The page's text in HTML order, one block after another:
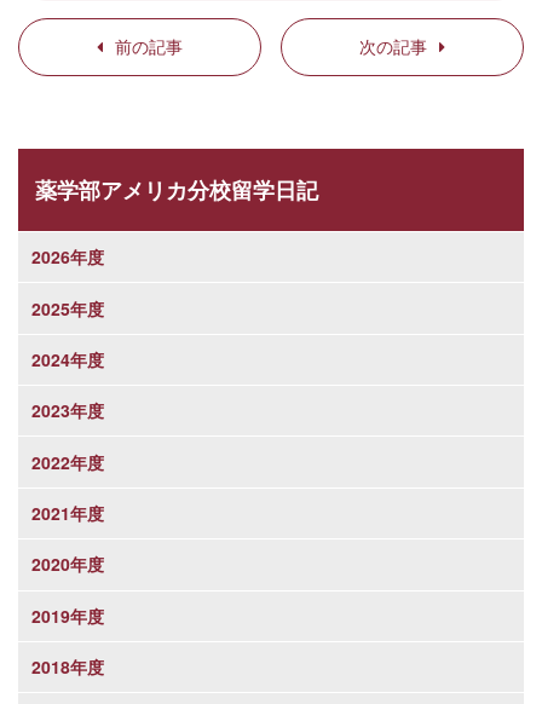
前の記事 次の記事
薬学部アメリカ分校留学日記
2026年度
2025年度
2024年度
2023年度
2022年度
2021年度
2020年度
2019年度
2018年度